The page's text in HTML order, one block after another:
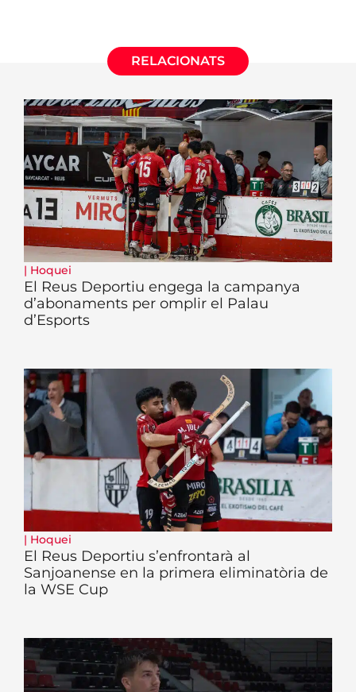
RELACIONATS
| Hoquei
El Reus Deportiu engega la campanya
d’abonaments per omplir el Palau
d’Esports
| Hoquei
El Reus Deportiu s’enfrontarà al
Sanjoanense en la primera eliminatòria de
la WSE Cup